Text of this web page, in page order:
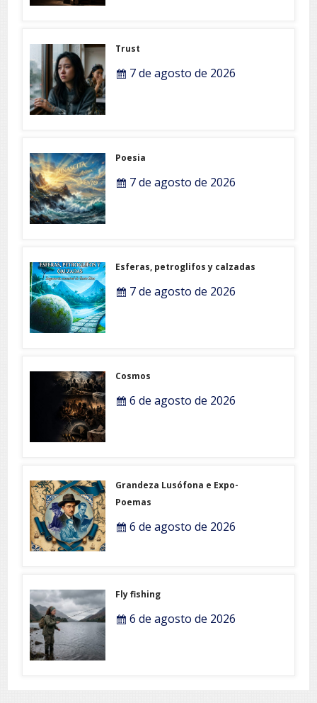
Trust
7 de agosto de 2026
Poesia
7 de agosto de 2026
Esferas, petroglifos y calzadas
7 de agosto de 2026
Cosmos
6 de agosto de 2026
Grandeza Lusófona e Expo-
Poemas
6 de agosto de 2026
Fly fishing
6 de agosto de 2026